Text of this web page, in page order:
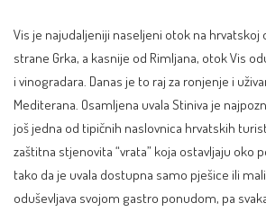
Vis je najudaljeniji naseljeni otok na hrvatskoj
strane Grka, a kasnije od Rimljana, otok Vis
i vinogradara. Danas je to raj za ronjenje i
Mediterana. Osamljena uvala Stiniva je
još jedna od tipičnih naslovnica hrvatskih
zaštitna stjenovita “vrata” koja ostavljaju oko
tako da je uvala dostupna samo pješice ili
oduševljava svojom gastro ponudom, pa